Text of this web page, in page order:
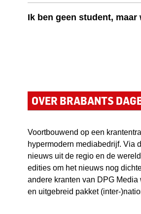
Ik ben geen student,
OVER BRABANTS
Voortbouwend op een
hypermodern mediabedrijf. Via
nieuws uit de regio en de
edities om het nieuws nog
andere kranten van DPG
en uitgebreid pakket (inter-